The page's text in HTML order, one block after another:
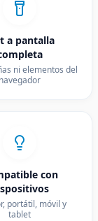
a pantalla
ni elementos del
navegador
con
portátil, móvil y
tablet